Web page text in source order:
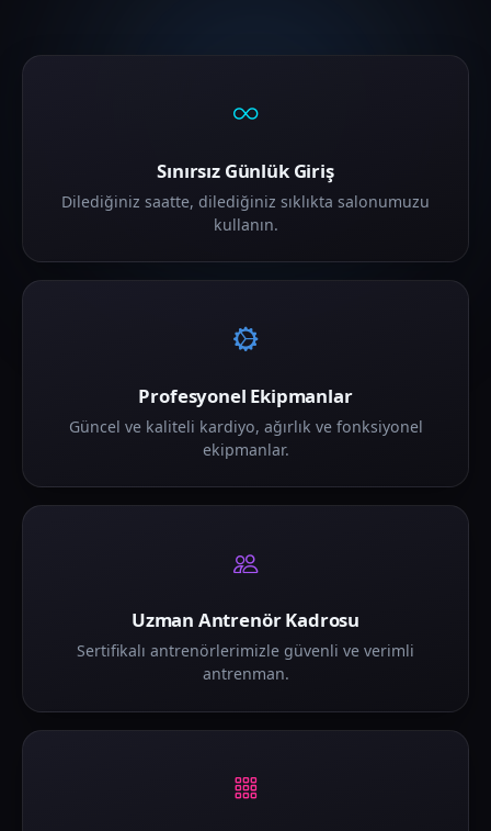
Sınırsız Günlük Giriş
Dilediğiniz saatte, dilediğiniz sıklıkta salonumuzu
kullanın.
Profesyonel Ekipmanlar
Güncel ve kaliteli kardiyo, ağırlık ve fonksiyonel
ekipmanlar.
Uzman Antrenör Kadrosu
Sertifikalı antrenörlerimizle güvenli ve verimli
antrenman.